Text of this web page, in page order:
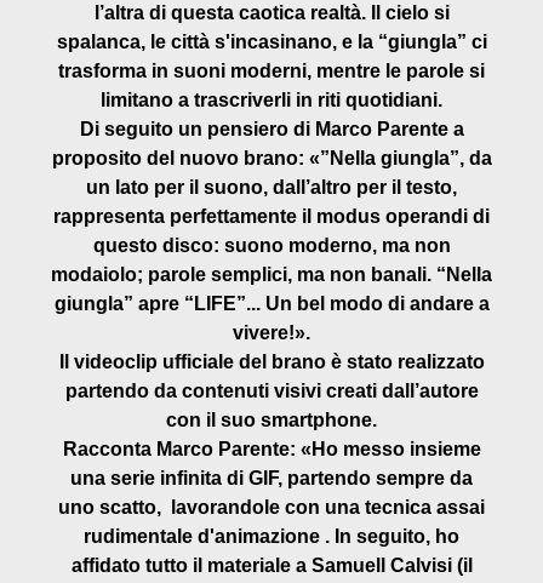
l’altra di questa caotica realtà. Il cielo si
spalanca, le città s'incasinano, e la “giungla” ci
trasforma in suoni moderni, mentre le parole si
limitano a trascriverli in riti quotidiani.
Di seguito un pensiero di Marco Parentea
proposito del nuovo brano: «”Nella giungla”, da
un lato per il suono, dall’altro per il testo,
rappresenta perfettamente il modus operandi di
questo disco: suono moderno, ma non
modaiolo; parole semplici, ma non banali. “Nella
giungla” apre “LIFE”... Un bel modo di andare a
vivere!».
Il videoclip ufficiale del brano è stato realizzato
partendo da contenuti visivi creati dall’autore
con il suo smartphone.
Racconta Marco Parente: «Ho messo insieme
una serie infinita di GIF, partendo sempre da
uno scatto, lavorandole con una tecnica assai
rudimentale d'animazione . In seguito, ho
affidato tutto il materiale a Samuell Calvisi (il